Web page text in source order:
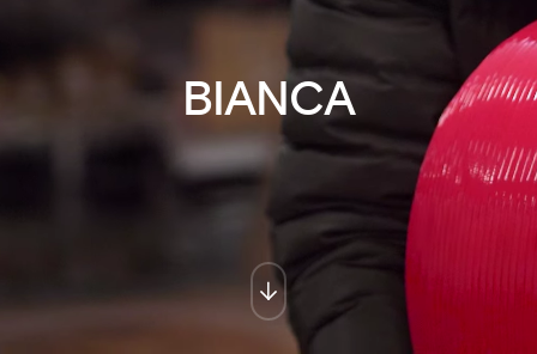
BIANCA